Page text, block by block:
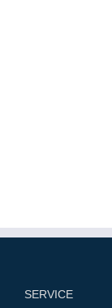
SERVICE